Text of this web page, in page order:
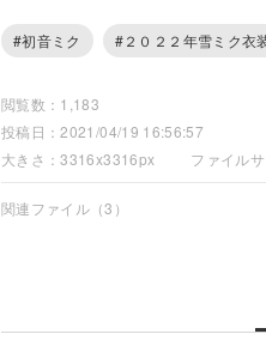
express the glass bottle.
#初音ミク #２０２２年雪ミク衣
閲覧数：1,183
投稿日：2021/04/19 16:56:57
大きさ：3316x3316px
ファイル
関連ファイル（3）